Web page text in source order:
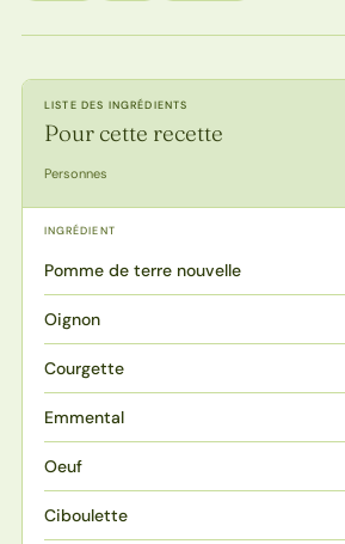
LISTE DES INGRÉDIENTS
Pour cette recette
Personnes
INGRÉDIENT
Pomme de terre nouvelle
Oignon
Courgette
Emmental
Oeuf
Ciboulette